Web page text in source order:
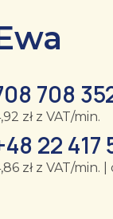
708
zł z VAT/min.
22 417
zł z VAT/min. |